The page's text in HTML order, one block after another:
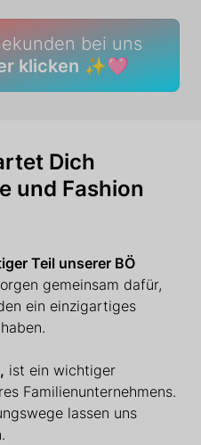
bei uns
klicken ✨🩷
Dich
und Fashion
Teil unserer BÖ
gemeinsam dafür,
ein einzigartiges
ist ein wichtiger
Familienunternehmens.
lassen uns